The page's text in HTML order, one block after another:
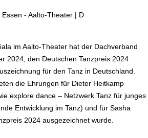
- Aalto-Theater | D
im Aalto-Theater hat der Dachverband
2024, den Deutschen Tanzpreis 2024
für den Tanz in Deutschland.
die Ehrungen für Dieter Heitkamp
explore dance – Netzwerk Tanz für junges
Entwicklung im Tanz) und für Sasha
2024 ausgezeichnet wurde.